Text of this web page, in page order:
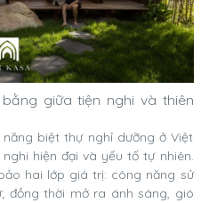
giữa tiện nghi và thiên
biệt thự nghỉ dưỡng ở Việt
hiện đại và yếu tố tự nhiên.
hai lớp giá trị: công năng sử
đồng thời mở ra ánh sáng, gió